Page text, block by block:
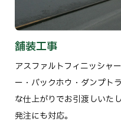
舗装工事
アスファルトフィニッシャ
ー・バックホウ・ダンプト
な仕上がりでお引渡しいた
発注にも対応。